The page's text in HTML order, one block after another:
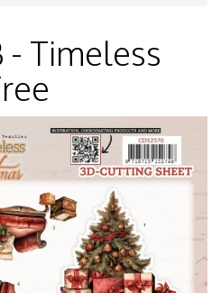
- Timeless